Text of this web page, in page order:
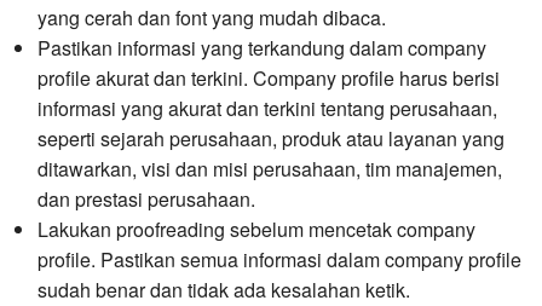
yang cerah dan font yang mudah dibaca.
Pastikan informasi yang terkandung dalam company
profile akurat dan terkini. Company profile harus berisi
informasi yang akurat dan terkini tentang perusahaan,
seperti sejarah perusahaan, produk atau layanan yang
ditawarkan, visi dan misi perusahaan, tim manajemen,
dan prestasi perusahaan.
Lakukan proofreading sebelum mencetak company
profile. Pastikan semua informasi dalam company profile
sudah benar dan tidak ada kesalahan ketik.